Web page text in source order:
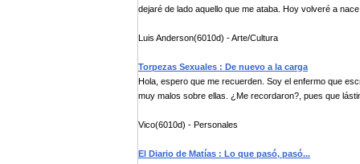
dejaré de lado aquello que me ataba. Hoy volveré a
Luis Anderson(6010d) - Arte/Cultura
Torpezas Sexuales : De nuevo a la carga
Hola, espero que me recuerden. Soy el enfermo que
muy malos sobre ellas. ¿Me recordaron?, pues que
Vico(6010d) - Personales
El Diario de Matías : Lo que pasó, pasó...